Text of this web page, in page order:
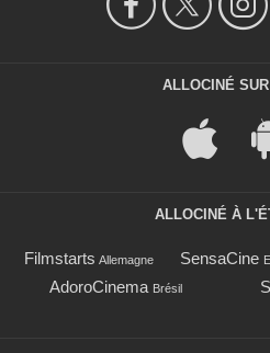
ALLOCINÉ
ALLOCINÉ À
Filmstarts Allemagne SensaCine
AdoroCinema Brésil